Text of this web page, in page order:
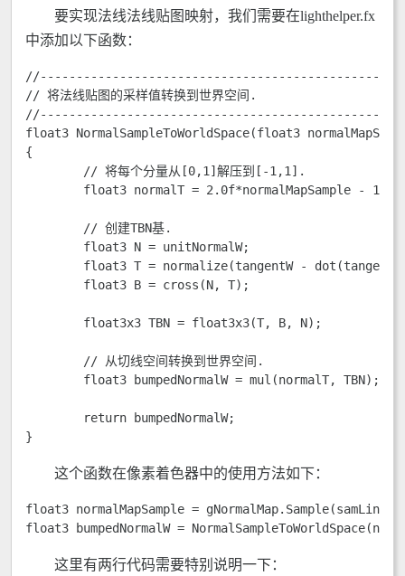
要实现法线法线贴图映射，我们需要在lighthelper.fx
中添加以下函数：
// 将法线贴图的采样值转换到世界空间.
float3 NormalSampleToWorldSpace(float3
{
}
这个函数在像素着色器中的使用方法如下：
float3 normalMapSample =
float3 bumpedNormalW =
这里有两行代码需要特别说明一下：